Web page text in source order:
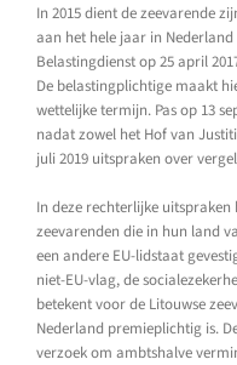
In 2015 dient de zeevarende
aan het hele jaar in
Belastingdienst op 25 april
De belastingplichtige maakt
wettelijke termijn. Pas op 13
nadat zowel het Hof van
juli 2019 uitspraken over
In deze rechterlijke
zeevarenden die in hun land
een andere EU-lidstaat
niet-EU-vlag, de
betekent voor de Litouwse
Nederland premieplichtig is.
verzoek om ambtshalve